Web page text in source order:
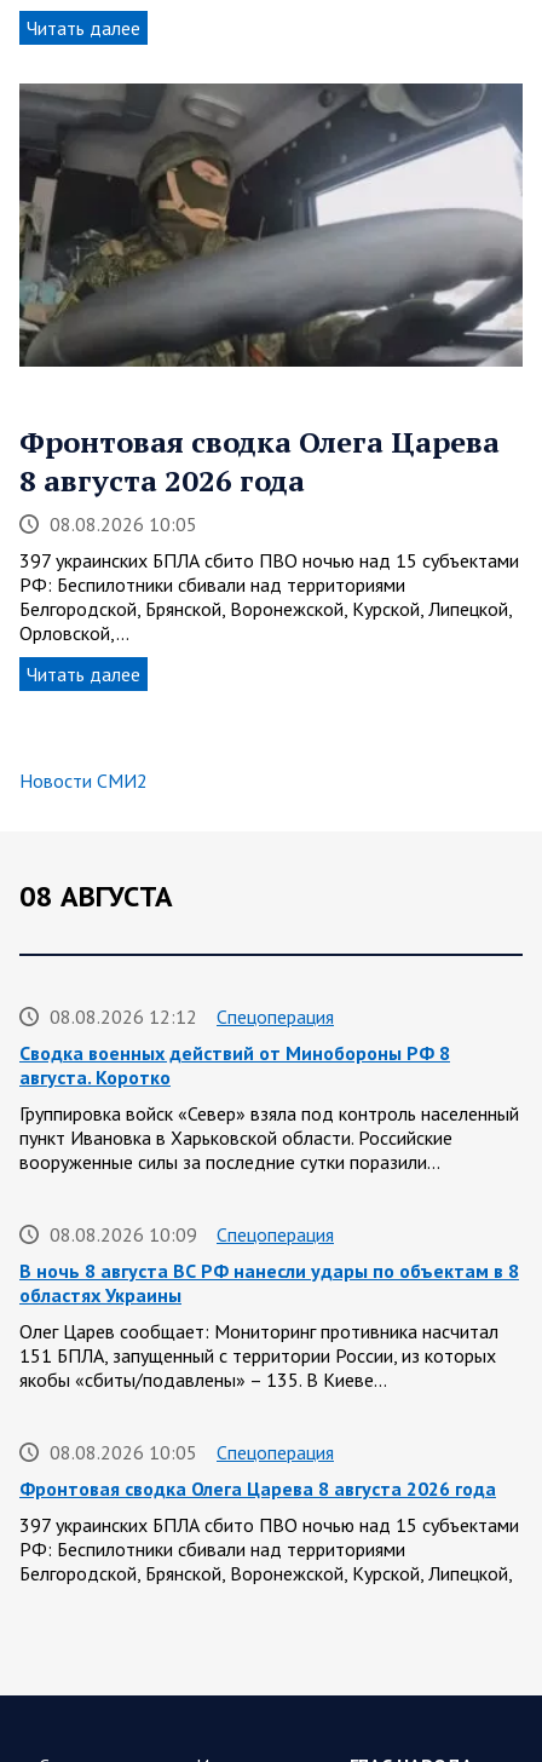
Читать далее
Фронтовая сводка Олега Царева
8 августа 2026 года
08.08.2026 10:05
397 украинских БПЛА сбито ПВО ночью над 15 субъектами
РФ: Беспилотники сбивали над территориями
Белгородской, Брянской, Воронежской, Курской, Липецкой,
Орловской,…
Читать далее
Новости СМИ2
08 АВГУСТА
08.08.2026 12:12
Спецоперация
Сводка военных действий от Минобороны РФ 8
августа. Коротко
Группировка войск «Север» взяла под контроль населенный
пункт Ивановка в Харьковской области. Российские
вооруженные силы за последние сутки поразили…
08.08.2026 10:09
Спецоперация
В ночь 8 августа ВС РФ нанесли удары по объектам в 8
областях Украины
Олег Царев сообщает: Мониторинг противника насчитал
151 БПЛА, запущенный с территории России, из которых
якобы «сбиты/подавлены» – 135. В Киеве…
08.08.2026 10:05
Спецоперация
Фронтовая сводка Олега Царева 8 августа 2026 года
397 украинских БПЛА сбито ПВО ночью над 15 субъектами
РФ: Беспилотники сбивали над территориями
Белгородской, Брянской, Воронежской, Курской, Липецкой,
помочь с реализацией продукции в сетевых магазинах